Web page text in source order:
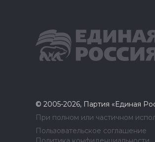
© 2005-2026, Партия «Единая
При полном или частичном
Пользовательское соглашение